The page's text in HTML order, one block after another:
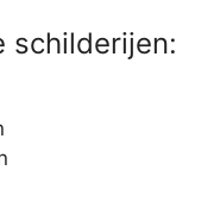
schilderijen: